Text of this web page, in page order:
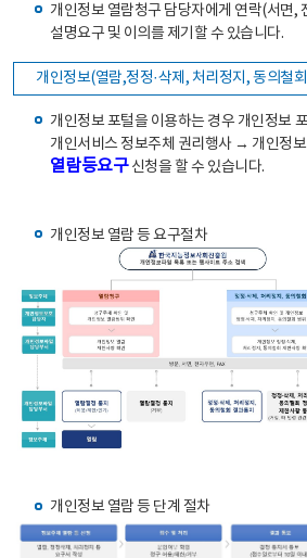
개인정보 열람청구 담당자에게 연락(서면,
설명요구 및 이의를 제기할 수 있습니다.
개인정보(열람,정정·삭제, 처리정지, 동의철
개인정보 포털을 이용하는 경우 개인정
개인서비스 정보주체 권리행사 → 개인정
열람등요구신청을 할 수 있습니다.
개인정보 열람 등 요구절차
개인정보 열람 등 단계 절차